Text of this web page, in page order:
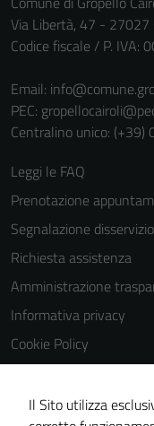
Via Libertà, 47 - 27027
Codice fiscale / P. IVA:
Email:
PEC:
Centralino unico:
Leggi le FAQ
Prenotazione
Segnalazione disservizio
Richiesta assistenza
Amministrazione
Informativa privacy
Cookie Policy
Note legali
Dichiarazione di
Il Sito utilizza